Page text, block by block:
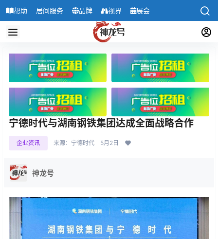
帮助 居间服务 品牌 视界 展会
宁德时代与湖南钢铁集团达成全面战略合作
企业资讯 来源：宁德时代 5月2日
神龙号